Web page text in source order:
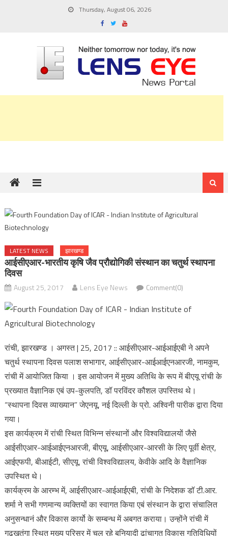
Thursday, August 06, 2026
LATEST NEWS झारखण्ड
आईसीएआर-भारतीय कृषि जैव प्रौद्योगिकी संस्थान का चतुर्थ स्थापना
दिवस
August 25, 2017 Lens Eye News Comment(0)
रांची, झारखण्ड । अगस्त | 25, 2017 :: आईसीएआर-आईआईएबी ने अपने
चतुर्थ स्थापना दिवस पलाश सभागार, आईसीएआर-आईआईएनआरजी, नामकुम,
रांची में आयोजित किया । इस आयोजन में मुख्य अतिथि के रूप में बीएयू रांची के
प्रख्यात वैज्ञानिक एबं उप-कुलपति, डॉ परविंदर कौशल उपस्तिथ थे।
“स्थापना दिवस व्याख्यान” जेएनयू, नई दिल्ली के प्रो. अश्विनी पारीक द्वारा दिया
गया।
इस कार्यक्रम में रांची स्थित विभिन्न संस्थानों और विश्वविद्यालयों जैसे
आईसीएआर-आईआईएनआरजी, बीएयू, आईसीएआर-आरसी के लिए पूर्वी क्षेत्र,
आईएफपी, बीआईटी, सीएयू, रांची विश्वविद्यालय, केवीके आदि के वैज्ञानिक
उपस्थित थे।
कार्यक्रम के आरम्भ में, आईसीएआर-आईआईएबी, रांची के निदेशक डॉ टी.आर.
शर्मा ने सभी गणमान्य व्यक्तियों का स्वागत किया एबं संस्थान के द्वारा संचालित
अनुसन्धानं और विकास कार्यो के सम्बन्ध में अबगत कराया। उन्होंने रांची में
गढ़खतंगा स्थित मुख्य परिसर में चल रहे बुनियादी ढांचागत विकास गतिविधियों